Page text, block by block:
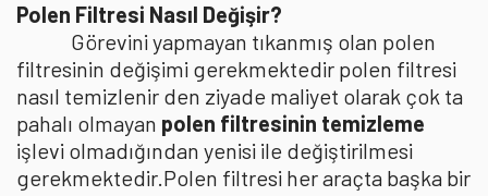
Polen Filtresi Nasıl Değişir?
Görevini yapmayan tıkanmış olan polen
filtresinin değişimi gerekmektedir polen filtresi
nasıl temizlenir den ziyade maliyet olarak çok ta
pahalı olmayan polen filtresinin temizleme
işlevi olmadığından yenisi ile değiştirilmesi
gerekmektedir.Polen filtresi her araçta başka bir